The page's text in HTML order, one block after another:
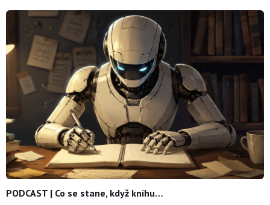
PODCAST | Co se stane, když knihu…